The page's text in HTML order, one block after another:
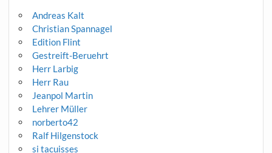
Andreas Kalt
Christian Spannagel
Edition Flint
Gestreift-Beruehrt
Herr Larbig
Herr Rau
Jeanpol Martin
Lehrer Müller
norberto42
Ralf Hilgenstock
si tacuisses